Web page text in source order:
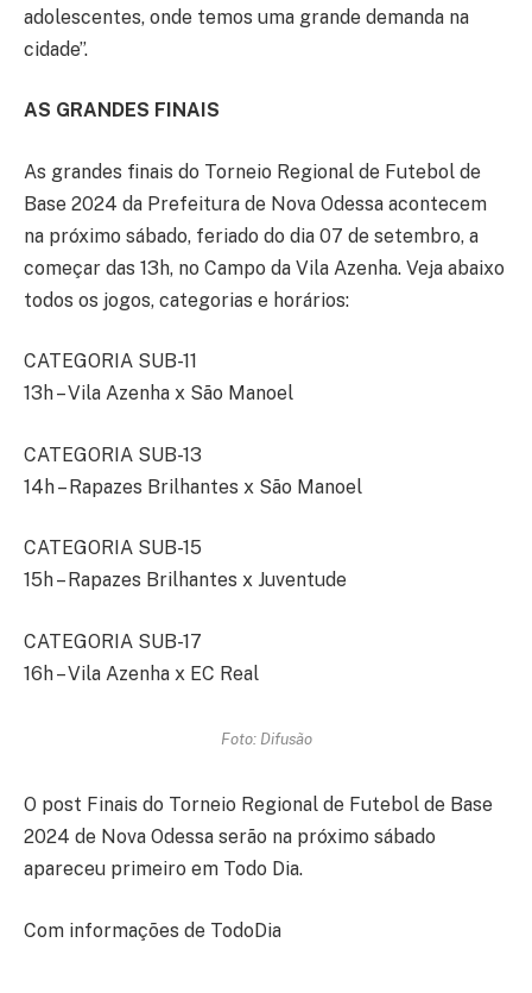
adolescentes, onde temos uma grande demanda na
cidade”.
AS GRANDES FINAIS
As grandes finais do Torneio Regional de Futebol de
Base 2024 da Prefeitura de Nova Odessa acontecem
na próximo sábado, feriado do dia 07 de setembro, a
começar das 13h, no Campo da Vila Azenha. Veja abaixo
todos os jogos, categorias e horários:
CATEGORIA SUB-11
13h – Vila Azenha x São Manoel
CATEGORIA SUB-13
14h – Rapazes Brilhantes x São Manoel
CATEGORIA SUB-15
15h – Rapazes Brilhantes x Juventude
CATEGORIA SUB-17
16h – Vila Azenha x EC Real
Foto: Difusão
O post Finais do Torneio Regional de Futebol de Base
2024 de Nova Odessa serão na próximo sábado
apareceu primeiro em Todo Dia.
Com informações de TodoDia